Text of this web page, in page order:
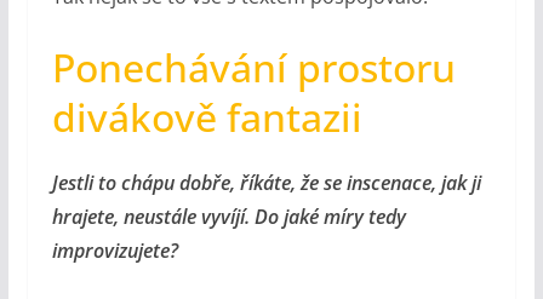
Ponechávání prostoru
divákově fantazii
Jestli to chápu dobře, říkáte, že se inscenace, jak ji
hrajete, neustále vyvíjí. Do jaké míry tedy
improvizujete?